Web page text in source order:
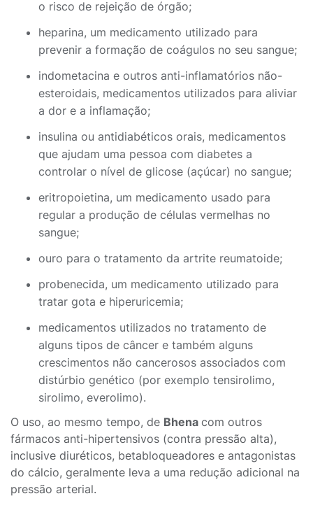
o risco de rejeição de órgão;
heparina, um medicamento utilizado para
prevenir a formação de coágulos no seu sangue;
indometacina e outros anti-inflamatórios não-
esteroidais, medicamentos utilizados para aliviar
a dor e a inflamação;
insulina ou antidiabéticos orais, medicamentos
que ajudam uma pessoa com diabetes a
controlar o nível de glicose (açúcar) no sangue;
eritropoietina, um medicamento usado para
regular a produção de células vermelhas no
sangue;
ouro para o tratamento da artrite reumatoide;
probenecida, um medicamento utilizado para
tratar gota e hiperuricemia;
medicamentos utilizados no tratamento de
alguns tipos de câncer e também alguns
crescimentos não cancerosos associados com
distúrbio genético (por exemplo tensirolimo,
sirolimo, everolimo).
O uso, ao mesmo tempo, de Bhena com outros
fármacos anti-hipertensivos (contra pressão alta),
inclusive diuréticos, betabloqueadores e antagonistas
do cálcio, geralmente leva a uma redução adicional na
pressão arterial.